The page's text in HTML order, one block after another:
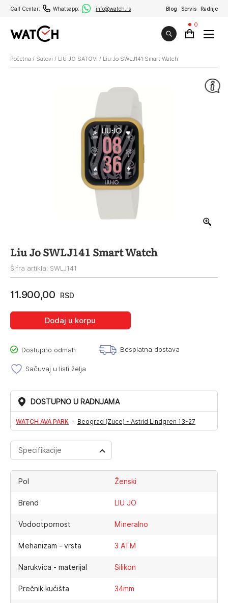
Call Centar: Whatsapp: info@watch.rs Blog Servis Radnje
0
Početna / Satovi / LIU JO SATOVI / Liu Jo SWLJ141 Smart Watch
Liu Jo SWLJ141 Smart Watch
Šifra artikla: SWLJ141
11.900,00 RSD
Dodaj u korpu
Dostupno odmah Besplatna dostava
Sačuvaj u listi želja
DOSTUPNO U RADNJAMA
WATCH AVA PARK - Beograd (Zuce) - Astrid Lindgren 13-27
Specifikacije
Pol Ženski
Brend LIU JO
Vodootpornost Mineralno
Mehanizam - vrsta 3 ATM
Narukvica - materijal Silikon
Prečnik kućišta 34mm